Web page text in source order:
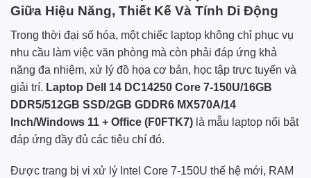
Giữa Hiệu Năng, Thiết Kế Và Tính Di Động
Trong thời đại số hóa, một chiếc laptop không chỉ phục vụ
nhu cầu làm việc văn phòng mà còn phải đáp ứng khả
năng đa nhiệm, xử lý đồ họa cơ bản, học tập trực tuyến và
giải trí. Laptop Dell 14 DC14250 Core 7-150U/16GB
DDR5/512GB SSD/2GB GDDR6 MX570A/14
Inch/Windows 11 + Office (F0FTK7) là mẫu laptop nổi bật
đáp ứng đầy đủ các tiêu chí đó.
Được trang bị vi xử lý Intel Core 7-150U thế hệ mới, RAM